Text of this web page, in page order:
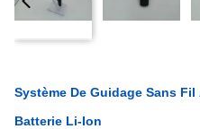
Système De Guidage Sans
Batterie Li-Ion